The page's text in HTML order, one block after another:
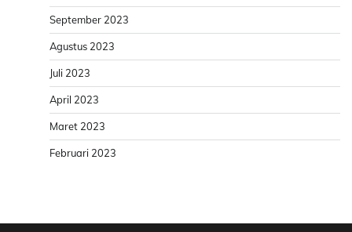
September 2023
Agustus 2023
Juli 2023
April 2023
Maret 2023
Februari 2023